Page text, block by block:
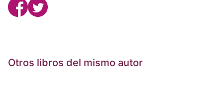
Otros libros del mismo autor